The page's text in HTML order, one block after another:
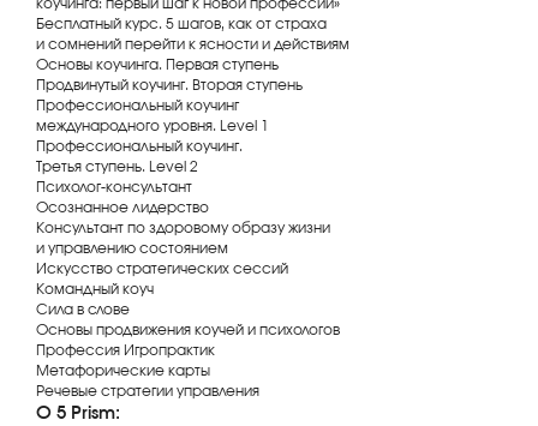
Бесплатный курс. 5 шагов, как от страха
и сомнений перейти к ясности и действиям
Основы коучинга. Первая ступень
Продвинутый коучинг. Вторая ступень
Профессиональный коучинг
международного уровня. Level 1
Профессиональный коучинг.
Третья ступень. Level 2
Психолог-консультант
Осознанное лидерство
Консультант по здоровому образу жизни
и управлению состоянием
Искусство стратегических сессий
Командный коуч
Сила в слове
Основы продвижения коучей и психологов
Профессия Игропрактик
Метафорические карты
Речевые стратегии управления
О 5 Prism: